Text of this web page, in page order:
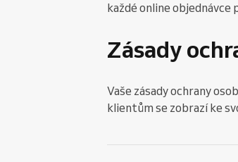
každé online objednávce
Zásady
Vaše zásady ochrany
klientům se zobrazí ke